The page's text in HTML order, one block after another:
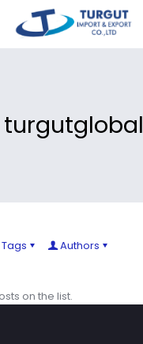
turgutglobal
Tags Authors
on the list.